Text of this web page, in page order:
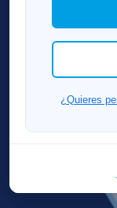
Asimismo,
las cookies
¿Quieres